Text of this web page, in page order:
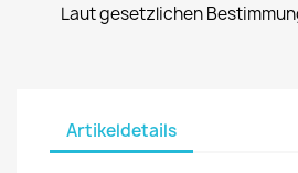
Laut gesetzlichen
Artikeldetails